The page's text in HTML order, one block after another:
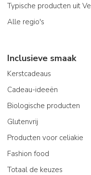
Typische producten uit
Alle regio's
Inclusieve smaak
Kerstcadeaus
Cadeau-ideeën
Biologische producten
Glutenvrij
Producten voor celiakie
Fashion food
Totaal de keuzes